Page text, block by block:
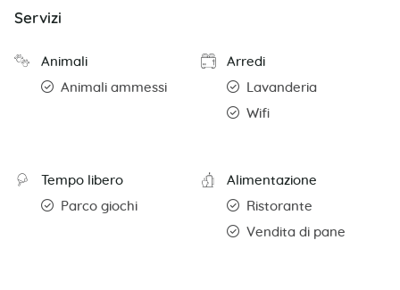
Servizi
Animali
Animali ammessi
Arredi
Lavanderia
Wifi
Tempo libero
Parco giochi
Alimentazione
Ristorante
Vendita di pane